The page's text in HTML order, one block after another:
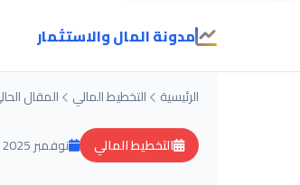
مدونة المال والاستثمار
الرئيسية التخطيط المالي المقال
التخطيط المالي 21 نوفمبر 2025